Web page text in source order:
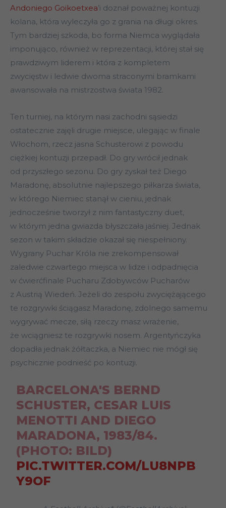
Andoniego Goikoetxea’i doznał poważnej kontuzji
kolana, która wyleczyła go z grania na długi okres.
Tym bardziej szkoda, bo forma Niemca wyglądała
imponująco, również w reprezentacji, której stał się
prawdziwym liderem i która z kompletem
zwycięstw i ledwie dwoma straconymi bramkami
awansowała na mistrzostwa świata 1982.
Ten turniej, na którym nasi zachodni sąsiedzi
ostatecznie zajęli drugie miejsce, ulegając w finale
Włochom, rzecz jasna Schusterowi z powodu
ciężkiej kontuzji przepadł. Do gry wrócił jednak
od przyszłego sezonu. Do gry zyskał też Diego
Maradonę, absolutnie najlepszego piłkarza świata,
w którego Niemiec stanął w cieniu, jednak
jednocześnie tworzył z nim fantastyczny duet,
w którym jedna gwiazda błyszczała jaśniej. Jednak
sezon w takim składzie okazał się niespełniony.
Wygrany Puchar Króla nie zrekompensował
zaledwie czwartego miejsca w lidze i odpadnięcia
w ćwierćfinale Pucharu Zdobywców Pucharów
z Austrią Wiedeń. Jeżeli do zespołu zwyciężającego
te rozgrywki ściągasz Maradonę, zdolnego samemu
wygrywać mecze, siłą rzeczy masz wrażenie,
że wciągniesz te rozgrywki nosem. Argentyńczyka
dopadła jednak żółtaczka, a Niemiec nie mógł się
psychicznie podnieść po kontuzji.
BARCELONA'S BERND
SCHUSTER, CESAR LUIS
MENOTTI AND DIEGO
MARADONA, 1983/84.
(PHOTO: BILD)
PIC.TWITTER.COM/LU8NPB
Y9OF